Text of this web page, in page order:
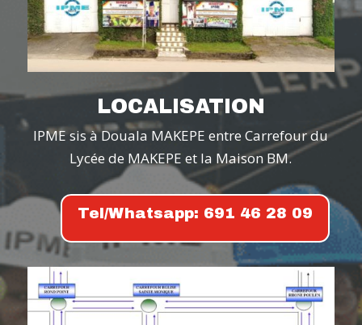
LOCALISATION
IPME sis à Douala MAKEPE entre Carrefour du
Lycée de MAKEPE et la Maison BM.
Tel/Whatsapp: 691 46 28 09